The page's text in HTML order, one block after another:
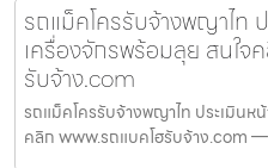
รถแม็คโครรับจ้างพญาไท
เครื่องจักรพร้อมลุย สนใจ
รับจ้าง.com
รถแม็คโครรับจ้างพญาไท ประเมินห
คลิก www.รถแบคโฮรับจ้าง.com